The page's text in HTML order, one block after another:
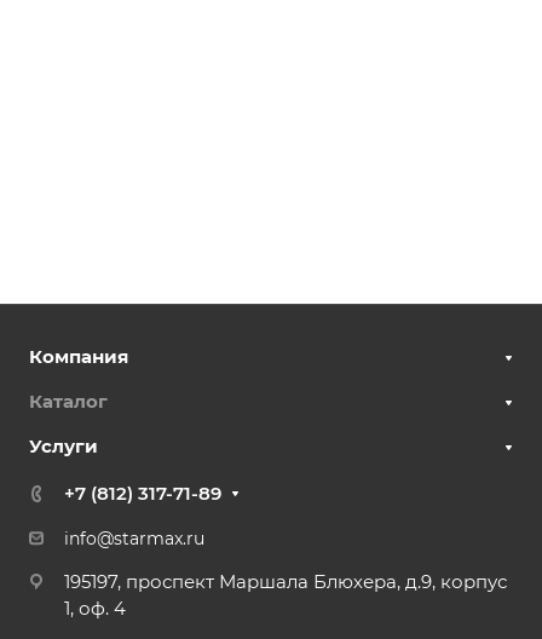
Компания
Каталог
Услуги
+7 (812) 317-71-89
info@starmax.ru
195197, проспект Маршала Блюхера, д.9, корпус
1, оф. 4